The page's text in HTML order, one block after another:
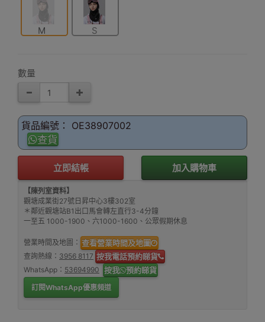
M S
數量
貨品編號： OE38907002
查貨
立即結帳 加入購物車
【陳列室資料】
觀塘成業街27號日昇中心3樓302室
＊鄰近觀塘站B1出口馬會轉左直行3-4分鐘
一至五 1000-1900、六1000-1600、公眾假期休息
營業時間及地圖： 查看營業時間及地圖
查詢熱線： 3956 8117 按我電話預約睇貨
WhatsApp： 53694990 按我 預約睇貨
訂閱WhatsApp優惠頻道